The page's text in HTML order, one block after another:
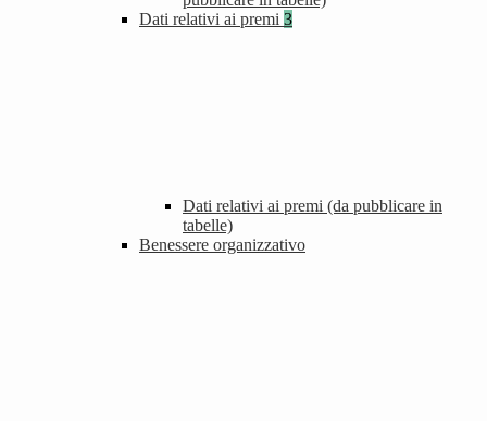
Dati relativi ai premi 3
Dati relativi ai premi (da pubblicare in
tabelle)
Benessere organizzativo